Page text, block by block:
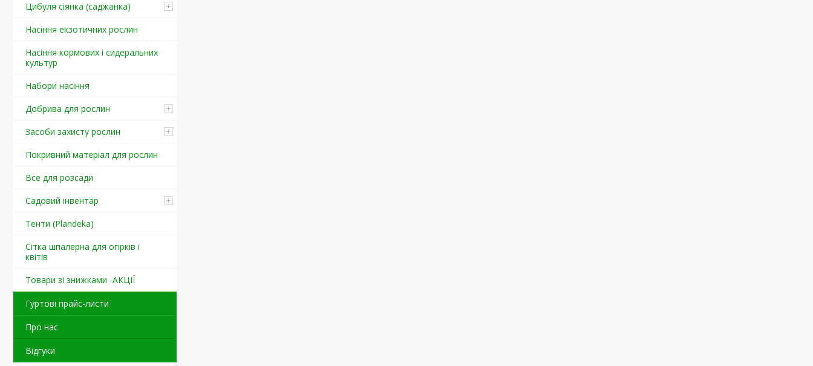
Цибуля сіянка (саджанка)
Насіння екзотичних рослин
Насіння кормових і сидеральних
культур
Набори насіння
Добрива для рослин
Засоби захисту рослин
Покривний матеріал для рослин
Все для розсади
Садовий інвентар
Тенти (Plandeka)
Сітка шпалерна для огірків і
квітів
Товари зі знижками -АКЦІЇ
Гуртові прайс-листи
Про нас
Відгуки